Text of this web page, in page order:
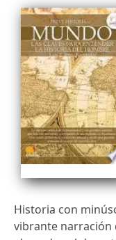
Historia con
vibrante narración